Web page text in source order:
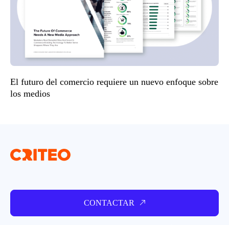
El futuro del comercio requiere un nuevo enfoque sobre
los medios
CONTACTAR